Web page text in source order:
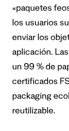
«paquetes
los usuarios
enviar los
aplicación.
un 99 % de
certificados
packaging
reutilizable.